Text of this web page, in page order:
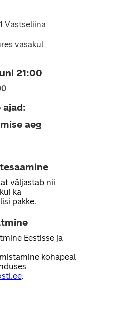
Vastseliina
vasakul
21:00
ajad:
aeg
väljastab nii
ka
pakke.
Eestisse ja
kohapeal
.